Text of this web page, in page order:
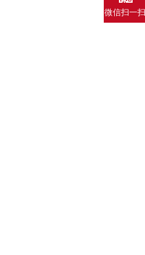
微信扫一扫